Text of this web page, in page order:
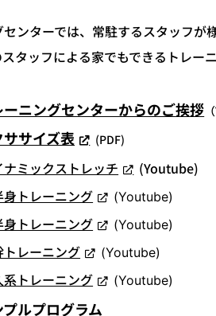
ンターでは、常駐するスタッフが
タッフによる家でもできるトレー
ーニングセンターからのご挨拶
ササイズ表 (PDF)
ナミックストレッチ
(Youtube)
身トレーニング
(Youtube)
身トレーニング (Youtube)
トレーニング (Youtube)
系トレーニング (Youtube)
プルプログラム